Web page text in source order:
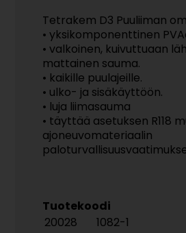
Tetrakem D3 Puuliiman
• yksikomponenttinen
• valkoinen, kuivuttuaan
mattainen sauma.
• kaikille puulajeille.
• ulko- ja sisäkäyttöön.
• luja liimasauma
• täyttää asetuksen R118
ajoneuvomateriaalin
Tuotekoodi
20028
1082-1